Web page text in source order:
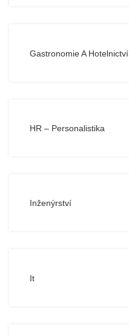
Gastronomie A Hotelnictví
HR – Personalistika
Inženýrství
It